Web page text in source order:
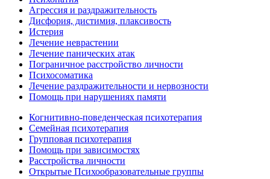
Агрессия и раздражительность
Дисфория, дистимия, плаксивость
Истерия
Лечение неврастении
Лечение панических атак
Пограничное расстройство личности
Психосоматика
Лечение раздражительности и нервозности
Помощь при нарушениях памяти
Когнитивно-поведенческая психотерапия
Семейная психотерапия
Групповая психотерапия
Помощь при зависимостях
Расстройства личности
Открытые Психообразовательные группы